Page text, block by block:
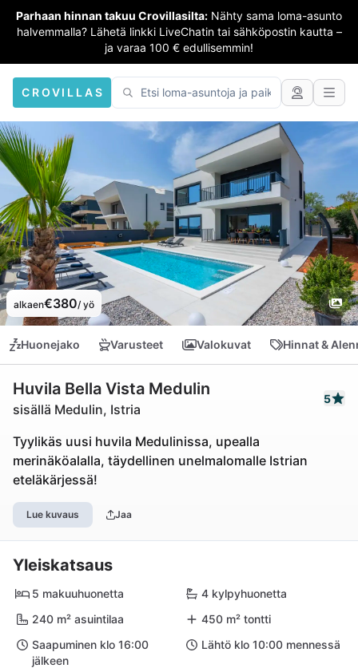
Parhaan hinnan takuu Crovillasilta: Nähty sama loma-asunto
halvemmalla? Lähetä linkki LiveChatin tai sähköpostin kautta –
ja varaa 100 € edullisemmin!
CROVILLAS
alkaen€380/ yö
Huonejako Varusteet Valokuvat Hinnat &
Huvila Bella Vista Medulin
sisällä Medulin, Istria
5
Tyylikäs uusi huvila Medulinissa, upealla
merinäköalalla, täydellinen unelmalomalle Istrian
eteläkärjessä!
Lue kuvaus Jaa
Yleiskatsaus
5 makuuhuonetta
4 kylpyhuonetta
240 m² asuintilaa
450 m² tontti
Saapuminen klo 16:00
jälkeen
Lähtö klo 10:00 mennessä